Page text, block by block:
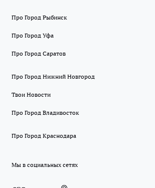
Про Город Рыбинск
Про Город Уфа
Про Город Саратов
Про Город Нижний Новгород
Твои Новости
Про Город Владивосток
Про Город Краснодара
Мы в социальных сетях